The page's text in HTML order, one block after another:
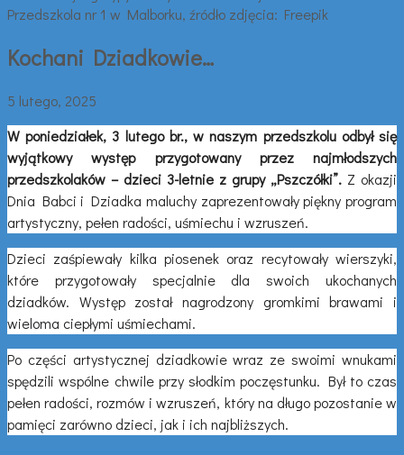
Kochani Dziadkowie…
5 lutego, 2025
W poniedziałek, 3 lutego br., w naszym przedszkolu odbył się
wyjątkowy występ przygotowany przez najmłodszych
przedszkolaków – dzieci 3-letnie z grupy „Pszczółki”. Z okazji
Dnia Babci i Dziadka maluchy zaprezentowały piękny program
artystyczny, pełen radości, uśmiechu i wzruszeń.
Dzieci zaśpiewały kilka piosenek oraz recytowały wierszyki,
które przygotowały specjalnie dla swoich ukochanych
dziadków. Występ został nagrodzony gromkimi brawami i
wieloma ciepłymi uśmiechami.
Po części artystycznej dziadkowie wraz ze swoimi wnukami
spędzili wspólne chwile przy słodkim poczęstunku. Był to czas
pełen radości, rozmów i wzruszeń, który na długo pozostanie w
pamięci zarówno dzieci, jak i ich najbliższych.